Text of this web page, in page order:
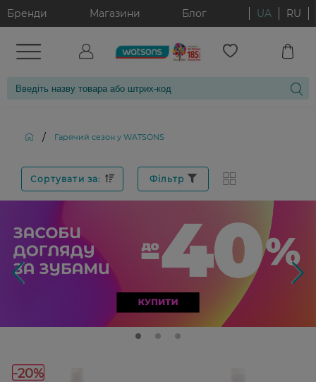
Бренди Магазини Блог UA RU
/ Гарячий сезон у WATSONS
Сортувати за: Фільтр
-20%